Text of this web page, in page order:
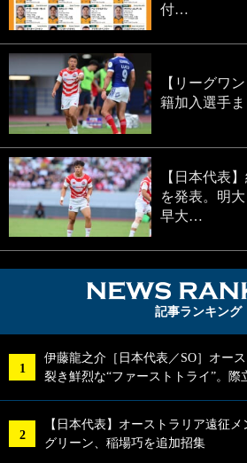
付…
【リーグワ
籍加入選手ま
【日本代表
を発表。明
早大…
記事ランキング
伊藤龍之介［日本代表／SO］オー
裂き鮮烈な“ファーストトライ”。際
【日本代表】オーストラリア遠征メ
グリーン、稲場巧を追加招集